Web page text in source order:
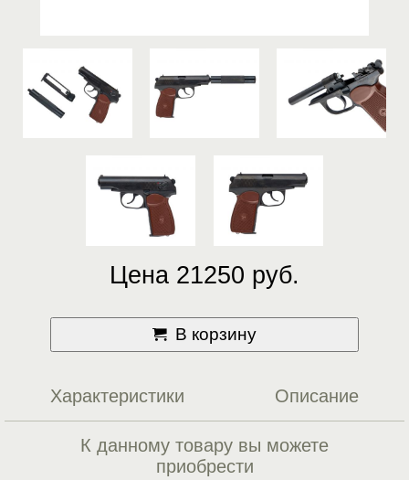
Цена 21250 руб.
В корзину
Характеристики Описание
К данному товару вы можете
приобрести